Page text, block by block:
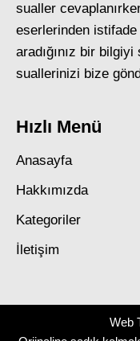
sualler
eserlerinden
aradığınız bir
suallerinizi bize
Hızlı Menü
Anasayfa
Hakkımızda
Kategoriler
İletişim
Web